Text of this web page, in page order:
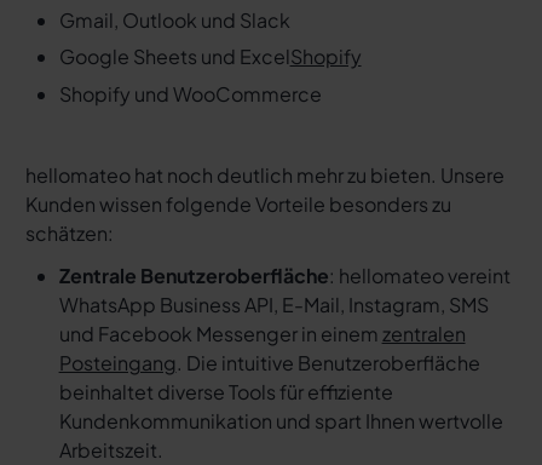
Gmail, Outlook und Slack
Google Sheets und ExcelShopify
Shopify und WooCommerce
hellomateo hat noch deutlich mehr zu bieten. Unsere
Kunden wissen folgende Vorteile besonders zu
schätzen:
Zentrale Benutzeroberfläche: hellomateo vereint
WhatsApp Business API, E-Mail, Instagram, SMS
und Facebook Messenger in einem zentralen
Posteingang. Die intuitive Benutzeroberfläche
beinhaltet diverse Tools für effiziente
Kundenkommunikation und spart Ihnen wertvolle
Arbeitszeit.